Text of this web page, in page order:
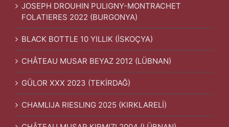
JOSEPH DROUHIN PULIGNY-MONTRACHET
FOLATIERES 2022 (BURGONYA)
BLACK BOTTLE 10 YILLIK (İSKOÇYA)
CHÂTEAU MUSAR BEYAZ 2012 (LÜBNAN)
GÜLOR XXX 2023 (TEKİRDAĞ)
CHAMLIJA RIESLING 2025 (KIRKLARELİ)